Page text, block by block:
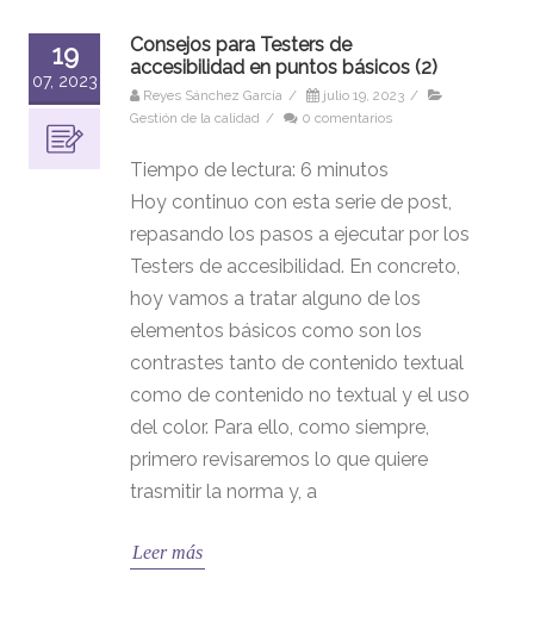
19
07, 2023
Consejos para Testers de
accesibilidad en puntos básicos (2)
Reyes Sánchez García / julio 19, 2023 /
Gestión de la calidad / 0 comentarios
Tiempo de lectura: 6 minutos
Hoy continuo con esta serie de post,
repasando los pasos a ejecutar por los
Testers de accesibilidad. En concreto,
hoy vamos a tratar alguno de los
elementos básicos como son los
contrastes tanto de contenido textual
como de contenido no textual y el uso
del color. Para ello, como siempre,
primero revisaremos lo que quiere
trasmitir la norma y, a
Leer más